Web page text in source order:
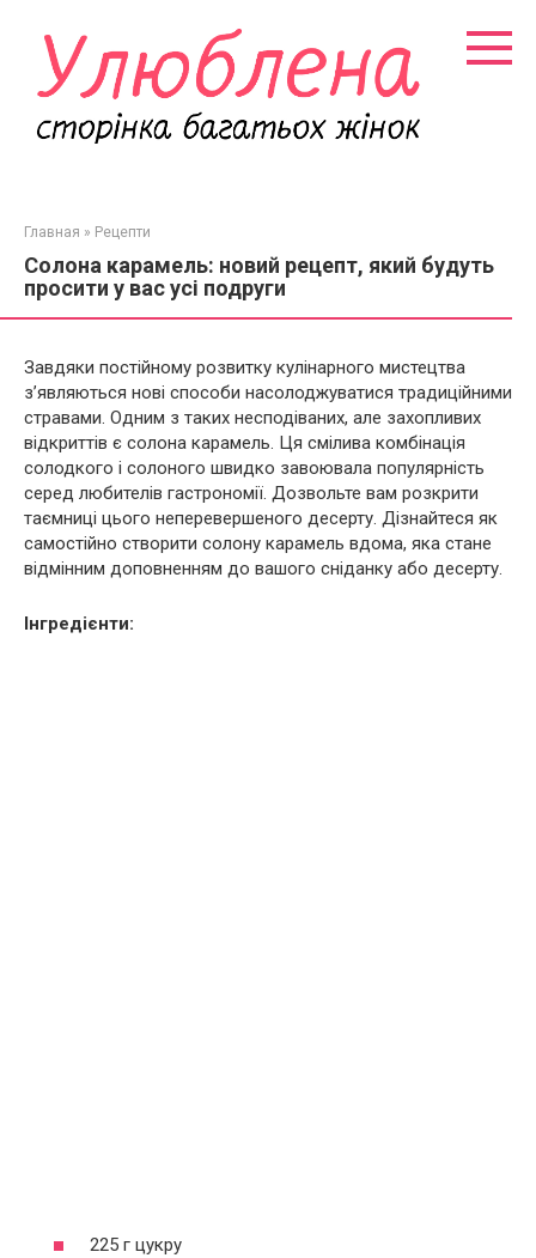
контенту
Главная » Рецепти
Солона карамель: новий рецепт, який будуть
просити у вас усі подруги
Завдяки постійному розвитку кулінарного мистецтва
з’являються нові способи насолоджуватися традиційними
стравами. Одним з таких несподіваних, але захопливих
відкриттів є солона карамель. Ця смілива комбінація
солодкого і солоного швидко завоювала популярність
серед любителів гастрономії. Дозвольте вам розкрити
таємниці цього неперевершеного десерту. Дізнайтеся як
самостійно створити солону карамель вдома, яка стане
відмінним доповненням до вашого сніданку або десерту.
Інгредієнти:
225 г цукру